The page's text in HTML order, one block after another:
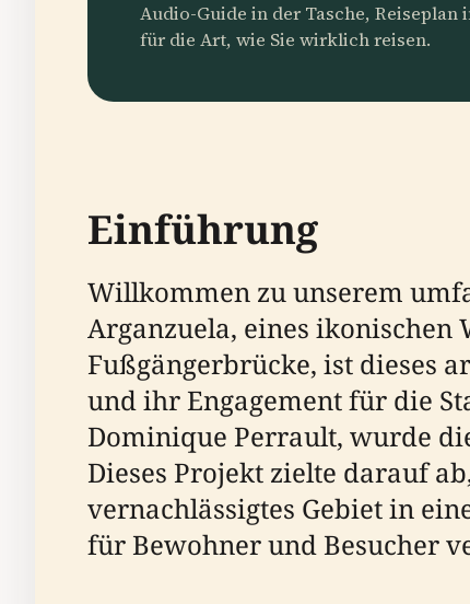
Audio-Guide in der Tasche, Reiseplan
für die Art, wie Sie wirklich reisen.
Einführung
Willkommen zu unserem
Arganzuela, eines ikonischen
Fußgängerbrücke, ist dieses
und ihr Engagement für die
Dominique Perrault, wurde
Dieses Projekt zielte darauf
vernachlässigtes Gebiet in
für Bewohner und Besucher